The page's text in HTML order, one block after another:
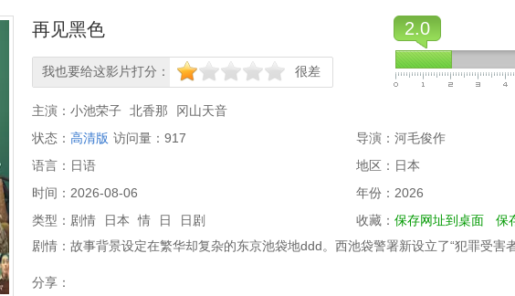
2.0
再见黑色
我也要给这影片打分：
很差较差还行推荐 力荐 很差
主演： 小池荣子 北香那
冈山天音
状态： 高清版 访问量： 917 导演： 河毛俊作
语言： 日语 地区： 日本
时间： 2026-08-06 年份： 2026
类型： 剧情 日本 情 日 日剧 收藏： 保存网址到桌面 保
剧情： 故事背景设定在繁华却复杂的东京池袋地ddd。西池袋警署新设立了“犯罪受害
分享：